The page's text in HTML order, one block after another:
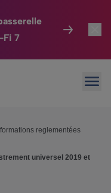
Fi 7
reglementées
universel 2019 et